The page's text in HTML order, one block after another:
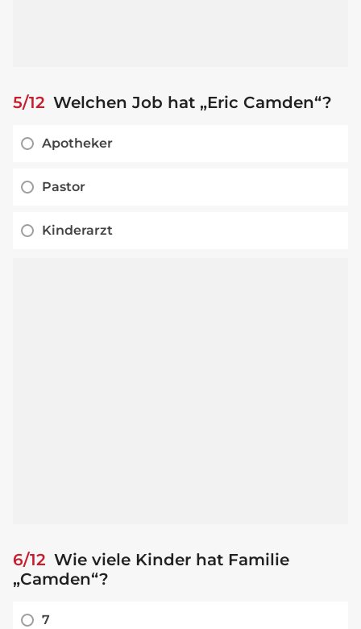
5/12 Welchen Job hat „Eric Camden“?
Apotheker
Pastor
Kinderarzt
6/12 Wie viele Kinder hat Familie
„Camden“?
7